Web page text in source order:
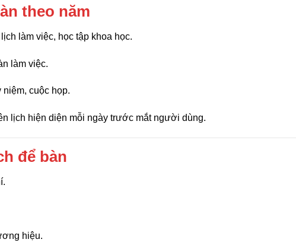
theo năm
làm việc, học tập khoa học.
làm việc.
niệm, cuộc họp.
lịch hiện diện mỗi ngày trước mắt người dùng.
để bàn
hiệu.